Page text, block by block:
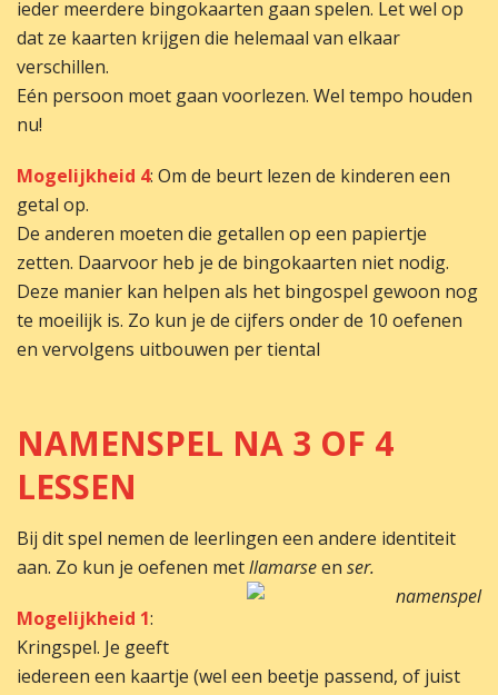
ieder meerdere bingokaarten gaan spelen. Let wel op
dat ze kaarten krijgen die helemaal van elkaar
verschillen.
Eén persoon moet gaan voorlezen. Wel tempo houden
nu!
Mogelijkheid 4: Om de beurt lezen de kinderen een
getal op.
De anderen moeten die getallen op een papiertje
zetten. Daarvoor heb je de bingokaarten niet nodig.
Deze manier kan helpen als het bingospel gewoon nog
te moeilijk is. Zo kun je de cijfers onder de 10 oefenen
en vervolgens uitbouwen per tiental
NAMENSPEL NA 3 OF 4
LESSEN
Bij dit spel nemen de leerlingen een andere identiteit
aan. Zo kun je oefenen metllamarseen ser.
Mogelijkheid 1:
Kringspel. Je geeft
iedereen een kaartje (wel een beetje passend, of juist